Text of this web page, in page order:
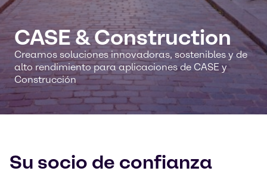
CASE & Construction
Creamos soluciones innovadoras, sostenibles y de
alto rendimiento para aplicaciones de CASE y
Construcción
Su socio de confianza